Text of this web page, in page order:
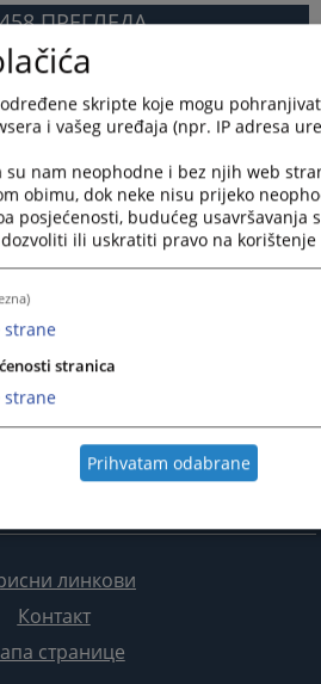
ПРЕГЛЕДА
линкови
Контакт
странице
skripte koje mogu
i vašeg uređaja (npr. IP adresa
su nam neophodne i bez njih web
obimu, dok neke nisu prijeko
posjećenosti, budućeg usavršavanja
ili uskratiti pravo na
strane
stranica
strane
Prihvatam odabrane